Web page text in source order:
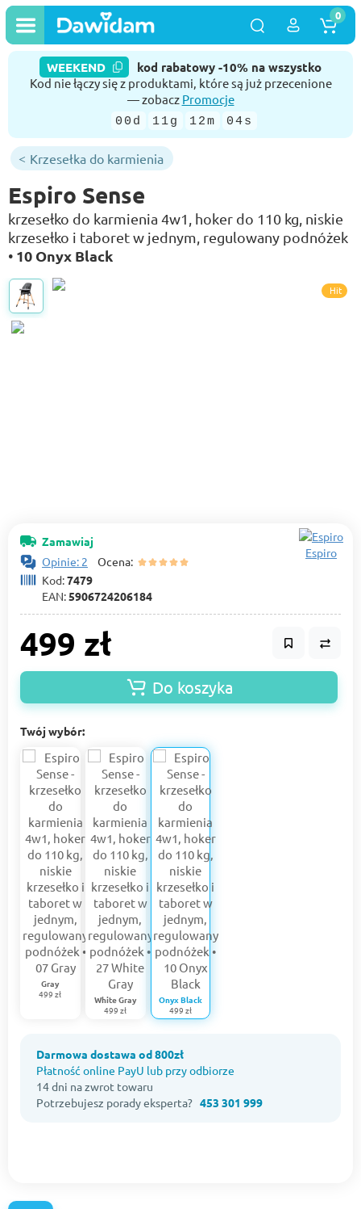
WEEKEND kod rabatowy -10% na wszystko
Kod nie łączy się z produktami, które są już przecenione
— zobacz Promocje
00d 11g 12m 03s
0
Krzesełka do karmienia
Espiro Sense
krzesełko do karmienia 4w1, hoker do 110 kg, niskie
krzesełko i taboret w jednym, regulowany podnóżek
• 10 Onyx Black
Hit
Zamawiaj
Opinie: 2 Ocena:
Kod:7479
EAN:5906724206184
Espiro
499 zł
Do koszyka
Twój wybór:
Gray
499 zł
White Gray
499 zł
Onyx Black
499 zł
Darmowa dostawa od 800zł
Płatność online PayU lub przy odbiorze
14 dni na zwrot towaru
Potrzebujesz porady eksperta? 453 301 999